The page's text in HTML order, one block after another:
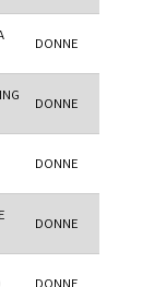
DONNE
DONNE
DONNE
DONNE
DONNE